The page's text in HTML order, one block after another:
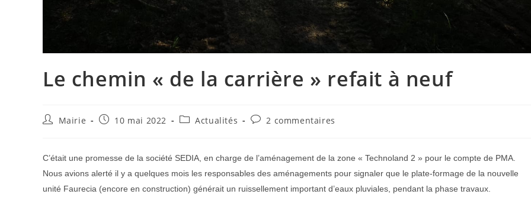
Le chemin « de la carrière » refait à neuf
Auteur/autrice
publication :
Mairie
Publication
10 mai 2022
PostActualités
Commentaires
publication :
2 commentaires
C’était une promesse de la société SEDIA, en charge de l’aménagement de la zone « Technoland 2 » pour le compte de PMA.
Nous avions alerté il y a quelques mois les responsables des aménagements pour signaler que le plate-formage de la nouvelle
unité Faurecia (encore en construction) générait un ruissellement important d’eaux pluviales, pendant la phase travaux.